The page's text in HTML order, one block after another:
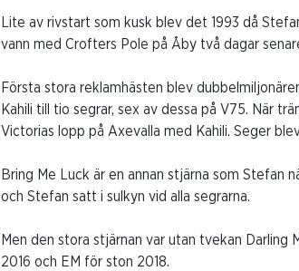
Lite av rivstart som kusk blev det 1993 då
vann med Crofters Pole på Åby två dagar
Första stora reklamhästen blev
Kahili till tio segrar, sex av dessa på V75. När
Victorias lopp på Axevalla med Kahili. Seger
Bring Me Luck är en annan stjärna som Stefan
och Stefan satt i sulkyn vid alla segrarna.
Men den stora stjärnan var utan tvekan Darling
2016 och EM för ston 2018.